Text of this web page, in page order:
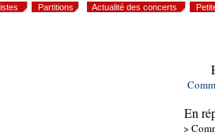
Partitions Actualité des concerts
En
>